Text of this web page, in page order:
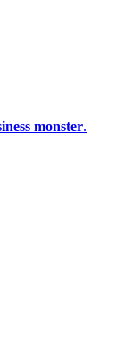
monster.